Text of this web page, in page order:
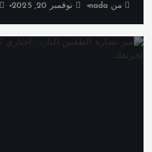
من nada نوفمبر 20, 2025 2 views